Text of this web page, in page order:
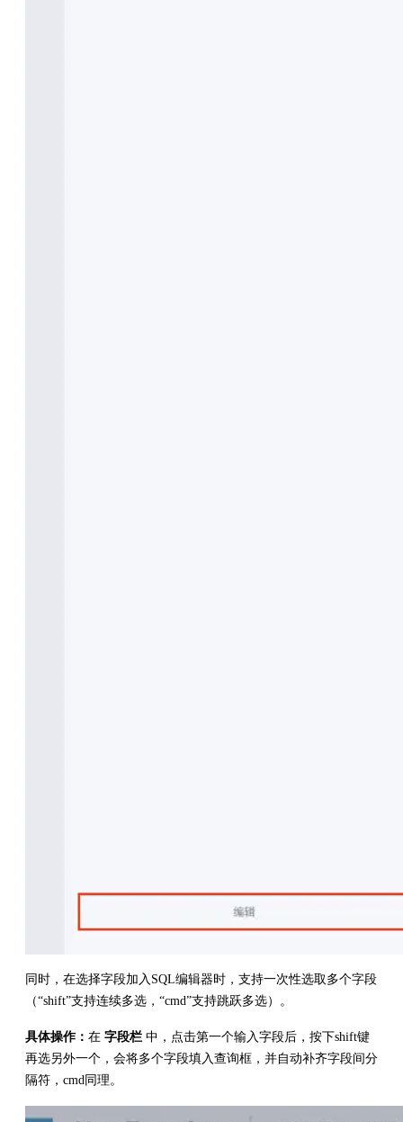
同时，在选择字段加入SQL编辑器时，支持一次性选取多个字段
（“shift”支持连续多选，“cmd”支持跳跃多选）。
具体操作： 在 字段栏 中，点击第一个输入字段后，按下shift键
再选另外一个，会将多个字段填入查询框，并自动补齐字段间分
隔符，cmd同理。